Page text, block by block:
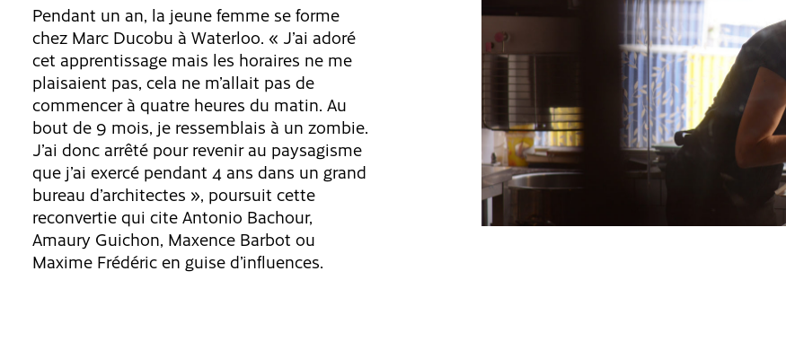
Pendant un an, la jeune femme se forme
chez Marc Ducobu à Waterloo. « J’ai adoré
cet apprentissage mais les horaires ne me
plaisaient pas, cela ne m’allait pas de
commencer à quatre heures du matin. Au
bout de 9 mois, je ressemblais à un zombie.
J’ai donc arrêté pour revenir au paysagisme
que j’ai exercé pendant 4 ans dans un grand
bureau d’architectes », poursuit cette
reconvertie qui cite Antonio Bachour,
Amaury Guichon, Maxence Barbot ou
Maxime Frédéric en guise d’influences.